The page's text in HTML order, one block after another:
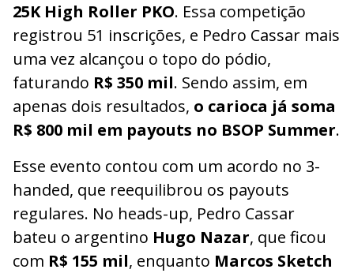
25K High Roller PKO. Essa competição
registrou 51 inscrições, e Pedro Cassar mais
uma vez alcançou o topo do pódio,
faturando R$ 350 mil. Sendo assim, em
apenas dois resultados, o carioca já soma
R$ 800 mil em payouts no BSOP Summer.
Esse evento contou com um acordo no 3-
handed, que reequilibrou os payouts
regulares. No heads-up, Pedro Cassar
bateu o argentino Hugo Nazar, que ficou
com R$ 155 mil, enquanto Marcos Sketch